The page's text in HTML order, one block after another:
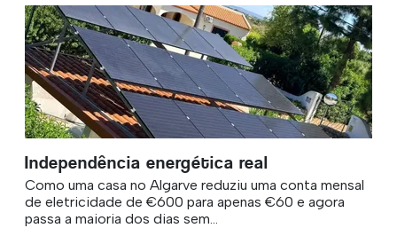
Independência energética real
Como uma casa no Algarve reduziu uma conta mensal
de eletricidade de €600 para apenas €60 e agora
passa a maioria dos dias sem...